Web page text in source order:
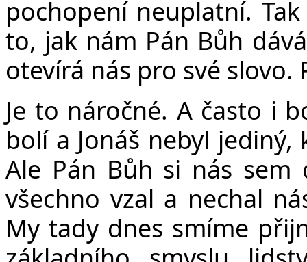
pochopení neuplatní.
to, jak nám Pán Bůh
otevírá nás pro své slovo.
Je to náročné. A často i
bolí a Jonáš nebyl
Ale Pán Bůh si nás
všechno vzal a nechal
My tady dnes smíme